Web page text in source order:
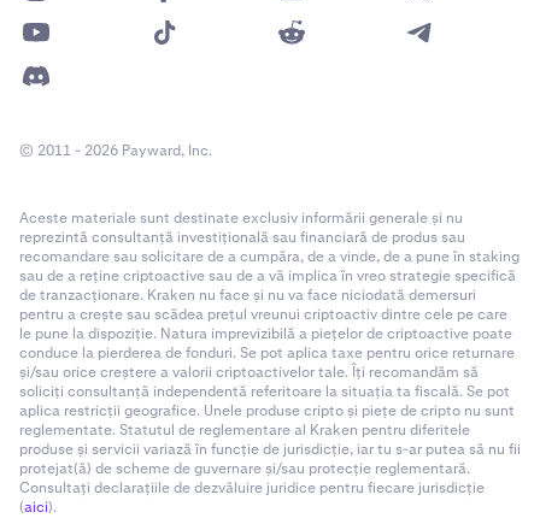
© 2011 - 2026 Payward, Inc.
Aceste materiale sunt destinate exclusiv informării generale și nu
reprezintă consultanță investițională sau financiară de produs sau
recomandare sau solicitare de a cumpăra, de a vinde, de a pune în staking
sau de a reține criptoactive sau de a vă implica în vreo strategie specifică
de tranzacționare. Kraken nu face și nu va face niciodată demersuri
pentru a crește sau scădea prețul vreunui criptoactiv dintre cele pe care
le pune la dispoziție. Natura imprevizibilă a piețelor de criptoactive poate
conduce la pierderea de fonduri. Se pot aplica taxe pentru orice returnare
și/sau orice creștere a valorii criptoactivelor tale. Îți recomandăm să
soliciți consultanță independentă referitoare la situația ta fiscală. Se pot
aplica restricții geografice. Unele produse cripto și piețe de cripto nu sunt
reglementate. Statutul de reglementare al Kraken pentru diferitele
produse și servicii variază în funcție de jurisdicție, iar tu s-ar putea să nu fii
protejat(ă) de scheme de guvernare și/sau protecție reglementară.
Consultați declarațiile de dezvăluire juridice pentru fiecare jurisdicție
(aici).